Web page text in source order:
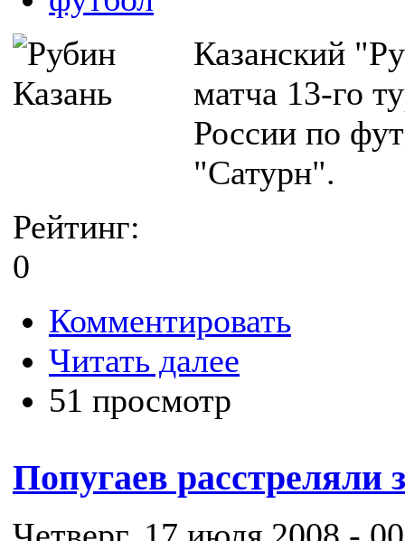
Казанский
матча 13-го
России по
"Сатурн".
Рейтинг:
0
Комментировать
Читать далее
51 просмотр
Попугаев расстреляли